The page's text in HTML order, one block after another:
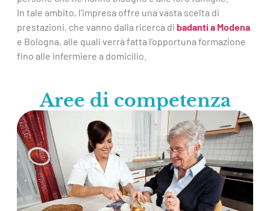
In tale ambito, l’impresa offre una vasta scelta di
prestazioni, che vanno dalla ricerca di badanti a Modena
e Bologna, alle quali verrà fatta l’opportuna formazione
fino alle infermiere a domicilio.
Aree di competenza